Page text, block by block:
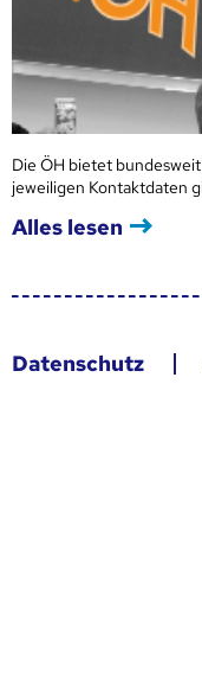
Die ÖH bietet
jeweiligen Kontaktdaten
Alles lesen
Datenschutz